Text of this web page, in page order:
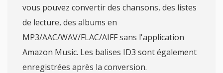
vous pouvez convertir des chansons, des listes
de lecture, des albums en
MP3/AAC/WAV/FLAC/AIFF sans l'application
Amazon Music. Les balises ID3 sont également
enregistrées après la conversion.